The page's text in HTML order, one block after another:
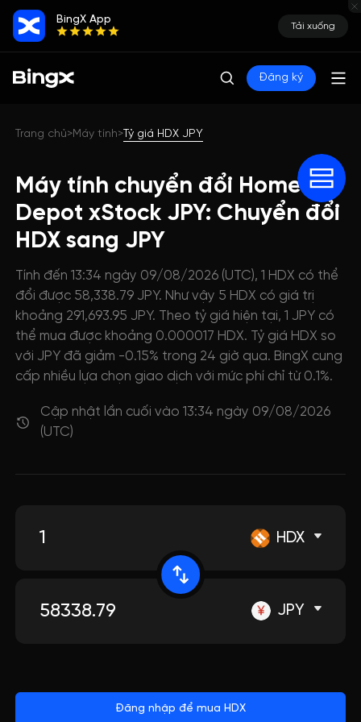
BingX App
Tải xuống
Đăng ký
Trang chủ>Máy tính>Tỷ giá HDX JPY
Máy tính chuyển đổi Home
Depot xStock JPY: Chuyển đổi
HDX sang JPY
Tính đến 13:34 ngày 09/08/2026 (UTC), 1 HDX có thể
đổi được 58,338.79 JPY. Như vậy 5 HDX có giá trị
khoảng 291,693.95 JPY. Theo tỷ giá hiện tại, 1 JPY có
thể mua được khoảng 0.000017 HDX. Tỷ giá HDX so
với JPY đã giảm -0.15% trong 24 giờ qua. BingX cung
cấp nhiều lựa chọn giao dịch với mức phí chỉ từ 0.1%.
Cập nhật lần cuối vào 13:34 ngày 09/08/2026
(UTC)
HDX
JPY
Đăng nhập để mua HDX